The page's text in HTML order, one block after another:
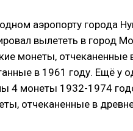
аэропорту города
вылететь в город
монеты, отчеканенные
в 1961 году. Ещё у
4 монеты 1932-1974
отчеканенные в